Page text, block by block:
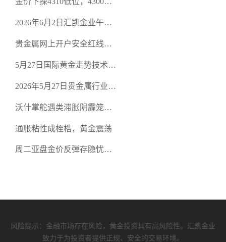
2026年6月2日汇凯金业午盘
空头清算算法如何布防？
贵金属网上开户安全红线：
恶意洗盘陷阱
5月27日国际黄金走势技术盘
规黄金平台全方位行情解析
2026年5月27日贵金属行业新
正规贵金属开户平台迎开户
热潮
沃什掌舵遇类滞胀阴霾笼
通胀粘性成桎梏，黄金震荡
周二亚盘金价反弹存隐忧，
风险提示：金融市场存在风险，黄金投资具有高风险性。汇凯金业
致力于为投资者提供正规、安全的交易环境。